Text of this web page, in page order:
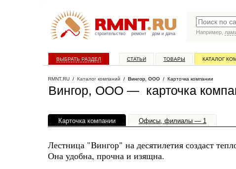
строительство ремонт дом и дача
Например,
ВЫБРАТЬ РАЗДЕЛ СТАТЬИ ТОВАРЫ КАТАЛОГ
RMNT.RU / Каталог компаний / Вингор, ООО / Карточка компании
Вингор, ООО — карточка
Карточка компании Офисы, филиалы — 1
Лестница "Вингор" на десятилетия создаст
Она удобна, прочна и изящна.